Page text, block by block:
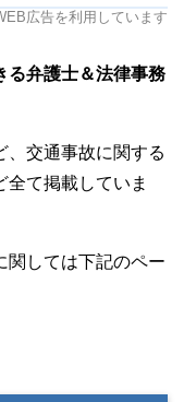
広告を利用しています
る弁護士＆法律事務
、交通事故に関する
て掲載していま
関しては下記のペー